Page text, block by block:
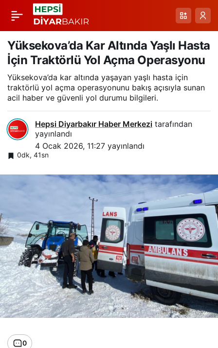
Yüksekova’da Kar Altında Yaşlı Hasta
İçin Traktörlü Yol Açma Operasyonu
Yüksekova’da kar altında yaşayan yaşlı hasta için
traktörlü yol açma operasyonunu bakış açısıyla sunan
acil haber ve güvenli yol durumu bilgileri.
Hepsi Diyarbakır Haber Merkezi tarafından
yayınlandı
4 Ocak 2026, 11:27 yayınlandı
0dk, 41sn
0
Pertek
Söğütlütepe’de Karla
Mücadeleyle Sağlık
Ekiplerinin Zamanla
Yarışı
Paylaş